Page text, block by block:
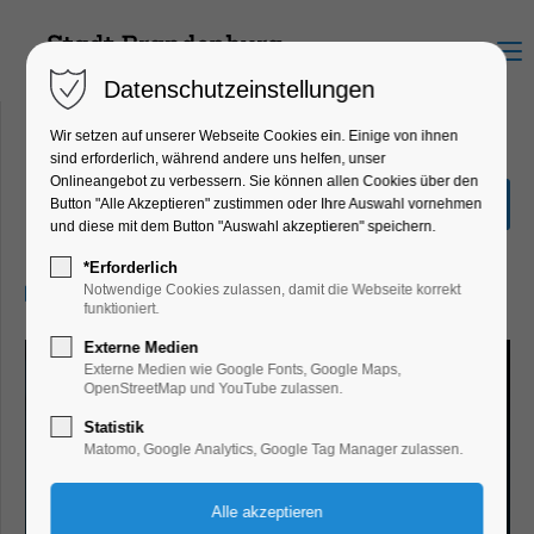
Menu
Das Leben der Wünsche
Kino
29.05.2026, 20:00–22:00
Datenschutzeinstellungen
Wir setzen auf unserer Webseite Cookies ein. Einige von ihnen
sind erforderlich, während andere uns helfen, unser
Onlineangebot zu verbessern. Sie können allen Cookies über den
Button "Alle Akzeptieren" zustimmen oder Ihre Auswahl vornehmen
und diese mit dem Button "Auswahl akzeptieren" speichern.
*Erforderlich
Notwendige Cookies zulassen, damit die Webseite korrekt
funktioniert.
Externe Medien
Externe Medien wie Google Fonts, Google Maps,
OpenStreetMap und YouTube zulassen.
Statistik
Matomo, Google Analytics, Google Tag Manager zulassen.